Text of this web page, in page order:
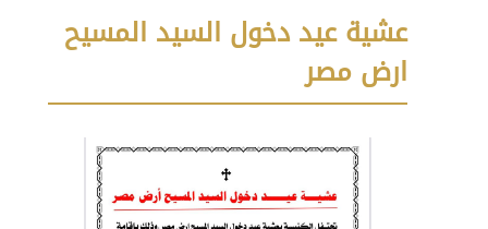
عشية عيد دخول السيد المسيح
ارض مصر